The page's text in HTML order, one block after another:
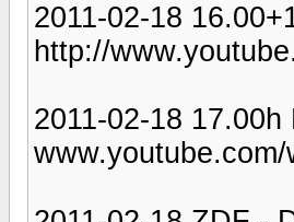
2011-02-18
http://
2011-02-18 17.00h